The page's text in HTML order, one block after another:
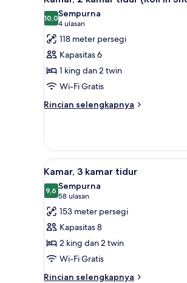
tidur
semua
foto
untuk
Kamar,
2
kamar
tidur
(Roll
10,010,0 dari 10
Sempurna
4 ulasan
(4
ulasan)
118 meter persegi
Kapasitas 6
1 king dan 2 twin
Wi-Fi Gratis
Rincian selengkapnya
Rincian
Kamar,
kamar
tidur
(Roll
Shower)
Lihat
semua
foto
untuk
Kamar,
3
kamar
tidur
8
Kamar, 3 kamar tidur
9,69,6 dari 10
Sempurna
58 ulasan
(58
ulasan)
153 meter persegi
Kapasitas 8
2 king dan 2 twin
Wi-Fi Gratis
Rincian selengkapnya
Rincian